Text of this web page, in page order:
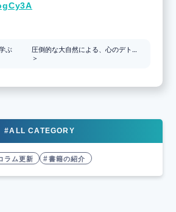
ぶ
圧倒的な大自然による、心のデト…
＞
#ALL CATEGORY
ラム更新 書籍の紹介